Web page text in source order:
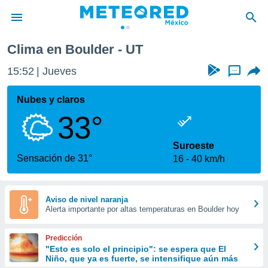
de
ha sido
calidad.
a este
las
y
forma
digital
basada
Clima en Boulder - UT
15:52 Jueves ...
Nubes y claros
33°
Sensación de 31°
Suroeste
16
40 km/h
Aviso de nivel naranja
Alerta importante por altas temperaturas en Boulder hoy
Predicción
"Esto es solo el principio": se espera que El
Niño, que ya es fuerte, se intensifique aún más